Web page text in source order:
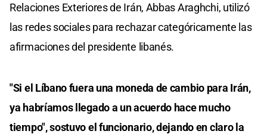
Relaciones Exteriores de Irán, Abbas Araghchi, utilizó
las redes sociales para rechazar categóricamente las
afirmaciones del presidente libanés.
"Si el Líbano fuera una moneda de cambio para Irán,
ya habríamos llegado a un acuerdo hace mucho
tiempo", sostuvo el funcionario, dejando en claro la